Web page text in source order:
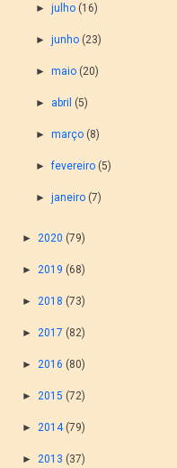
► julho (16)
► junho (23)
► maio (20)
► abril (5)
► março (8)
►fevereiro (5)
► janeiro (7)
► 2020 (79)
► 2019 (68)
► 2018 (73)
► 2017 (82)
► 2016 (80)
► 2015 (72)
► 2014 (79)
► 2013 (37)